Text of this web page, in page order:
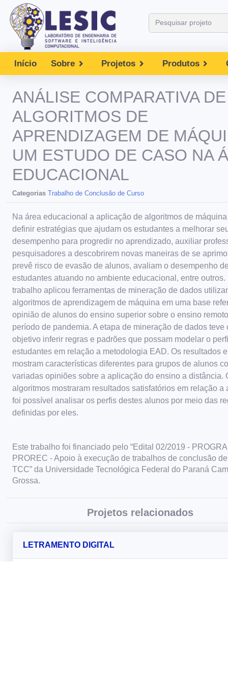
Início Sobre Projetos Produtos
ANÁLISE COMPARATIVA DE
ALGORITMOS DE
APRENDIZAGEM DE
UM ESTUDO DE CASO NA
EDUCACIONAL
Categorias Trabalho de Conclusão de Curso
Na área educacional a aplicação de algoritmos de
definir estratégias que ajudam os estudantes a melhorar
desempenho para progredir no aprendizado, auxiliar
pesquisadores a descobrirem novas maneiras de se
prevê risco de evasão de alunos, avaliam o desempenho
estudantes atuando no ambiente educacional, entre outros.
trabalho aplicou ferramentas de mineração de dados
algoritmos de aprendizagem de máquina em uma base
opinião de alunos do ensino superior sobre o ensino
período de pandemia. A etapa de mineração de dados teve
objetivo inferir regras e padrões que possam modelar o
estudantes em relação a metodologia EAD. Os resultados
mostram características diferentes para grupos de alunos
variadas opiniões sobre a aplicação do ensino a distância.
algoritmos mostraram resultados satisfatórios em relação a
foi possível analisar os perfis destes alunos por meio das
definidas por eles.
Este trabalho foi financiado pelo “Edital 02/2019 -
PROREC - Apoio à execução de trabalhos de conclusão
TCC” da Universidade Tecnológica Federal do Paraná
Grossa.
Projetos relacionados
LETRAMENTO DIGITAL